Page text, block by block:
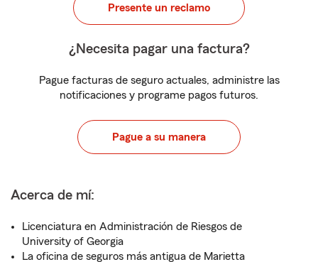
Presente un reclamo
¿Necesita pagar una factura?
Pague facturas de seguro actuales, administre las
notificaciones y programe pagos futuros.
Pague a su manera
Acerca de mí:
Licenciatura en Administración de Riesgos de
University of Georgia
La oficina de seguros más antigua de Marietta